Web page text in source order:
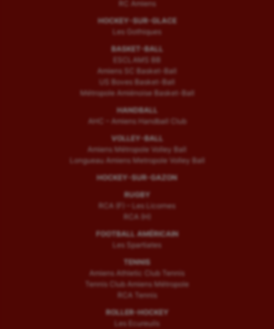
RC Amiens
HOCKEY-SUR-GLACE
Les Gothiques
BASKET-BALL
ESCLAMS BB
Amiens SC Basket-Ball
US Boves Basket-Ball
Métropole Amiénoise Basket-Ball
HANDBALL
AHC – Amiens Handball Club
VOLLEY-BALL
Amiens Métropole Volley Ball
Longueau Amiens Metropole Volley Ball
HOCKEY-SUR-GAZON
RUGBY
RCA (F) – Les Licornes
RCA (H)
FOOTBALL AMÉRICAIN
Les Spartiates
TENNIS
Amiens Athletic Club Tennis
Tennis Club Amiens Métropole
RCA Tennis
ROLLER-HOCKEY
Les Ecureuils